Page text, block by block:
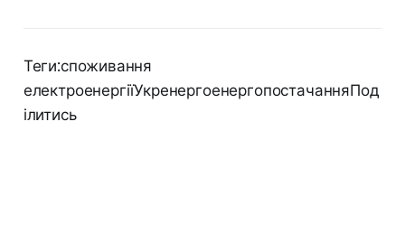
Теги:споживання
електроенергіїУкренергоенергопостачанняПод
ілитись